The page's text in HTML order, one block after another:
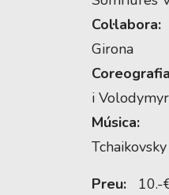
Col·labora:
Girona
i
Música:
Tchaikovsky
Preu: